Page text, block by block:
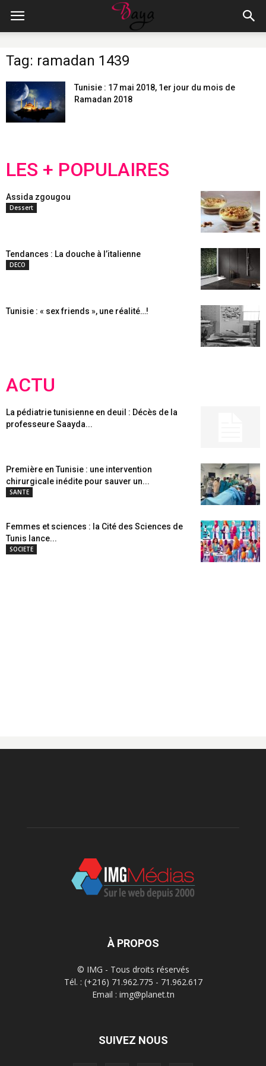
Tag: ramadan 1439
Tunisie : 17 mai 2018, 1er jour du mois de
Ramadan 2018
LES + POPULAIRES
Assida zgougou
Dessert
Tendances : La douche à l’italienne
DECO
Tunisie : « sex friends », une réalité…!
ACTU
La pédiatrie tunisienne en deuil : Décès de la
professeure Saayda...
Première en Tunisie : une intervention
chirurgicale inédite pour sauver un...
SANTE
Femmes et sciences : la Cité des Sciences de
Tunis lance...
SOCIETE
À PROPOS
© IMG - Tous droits réservés
Tél. : (+216) 71.962.775 - 71.962.617
Email : img@planet.tn
SUIVEZ NOUS